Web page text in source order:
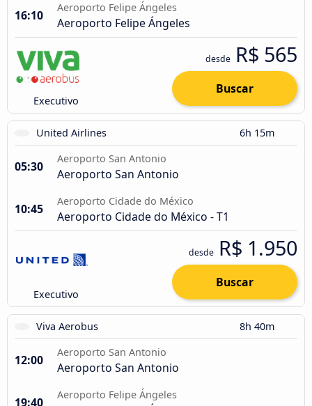
16:10
Aeroporto Felipe Ángeles
Aeroporto Felipe Ángeles
Executivo
desde R$ 565
Buscar
United Airlines 6h 15m
05:30
Aeroporto San Antonio
Aeroporto San Antonio
10:45
Aeroporto Cidade do México
Aeroporto Cidade do México - T1
Executivo
desde R$ 1.950
Buscar
Viva Aerobus 8h 40m
12:00
Aeroporto San Antonio
Aeroporto San Antonio
19:40
Aeroporto Felipe Ángeles